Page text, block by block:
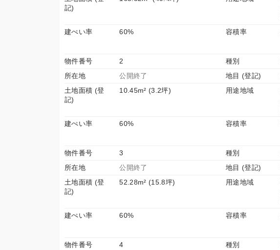
記)
建ぺい率
60% 容積率
物件番号 2 種別
所在地
公開終了 地目 (登記)
土地面積 (登
記)
10.45m² (3.2坪) 用途地域
建ぺい率
60% 容積率
物件番号 3 種別
所在地
公開終了 地目 (登記)
土地面積 (登
記)
52.28m² (15.8坪) 用途地域
建ぺい率
60% 容積率
物件番号 4 種別